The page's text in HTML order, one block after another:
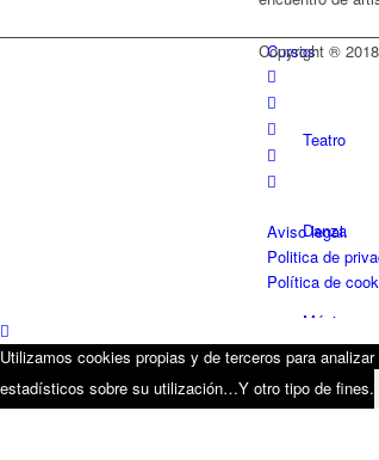
Cursos
Teatro
Danza
Música
Otros servicios
Copyright ®
Aviso legal.
Politica de
Política de
Utilizamos cookies propias y de terceros para
estadísticos sobre su utilización…Y otro tipo de fines.